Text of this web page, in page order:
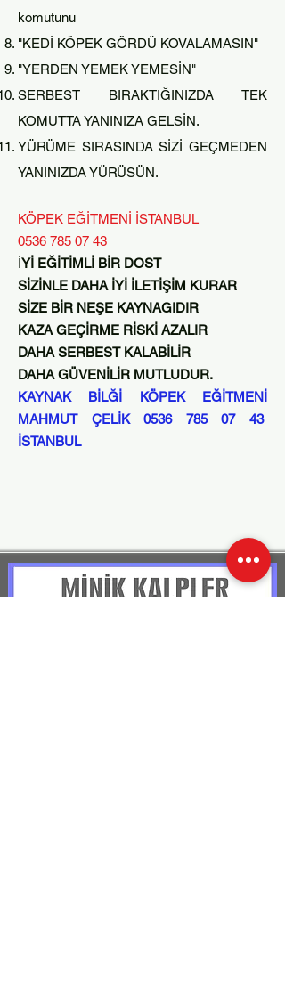
komutunu
"KEDİ KÖPEK GÖRDÜ KOVALAMASIN"
"YERDEN YEMEK YEMESİN"
SERBEST BIRAKTIĞINIZDA TEK
KOMUTTA YANINIZA GELSİN.
YÜRÜME SIRASINDA SİZİ GEÇMEDEN
YANINIZDA YÜRÜSÜN.
KÖPEK EĞİTMENİ İSTANBUL
0536 785 07 43
İYİ EĞİTİMLİ BİR DOST
SİZİNLE DAHA İYİ İLETİŞİM KURAR
SİZE BİR NEŞE KAYNAGIDIR
KAZA GEÇİRME RİSKİ AZALIR
DAHA SERBEST KALABİLİR
DAHA GÜVENİLİR MUTLUDUR.
KAYNAK BİLĞİ KÖPEK EĞİTMENİ
MAHMUT ÇELİK0536 785 07 43
İSTANBUL